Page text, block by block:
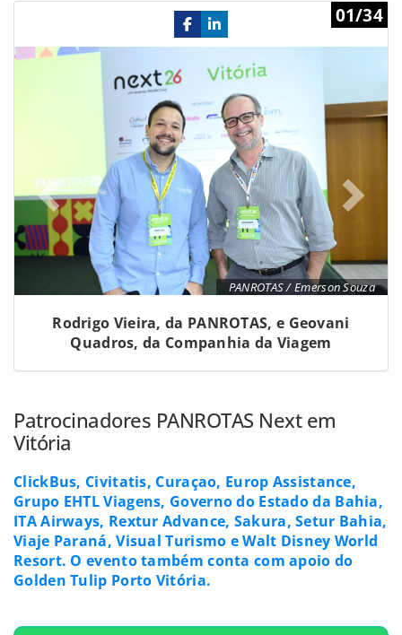
PANROTAS / Emerson Souza
01/34
Rodrigo Vieira, da PANROTAS, e Geovani
Quadros, da Companhia da Viagem
Previous
Patrocinadores PANROTAS Next em
Vitória
ClickBus, Civitatis, Curaçao, Europ Assistance,
Grupo EHTL Viagens, Governo do Estado da Bahia,
ITA Airways, Rextur Advance, Sakura, Setur Bahia,
Viaje Paraná, Visual Turismo e Walt Disney World
Resort. O evento também conta com apoio do
Golden Tulip Porto Vitória.